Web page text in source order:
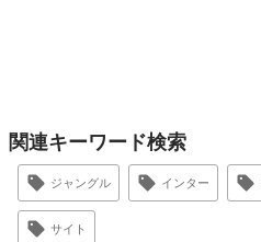
関連キーワード検索
ジャングル インター
サイト